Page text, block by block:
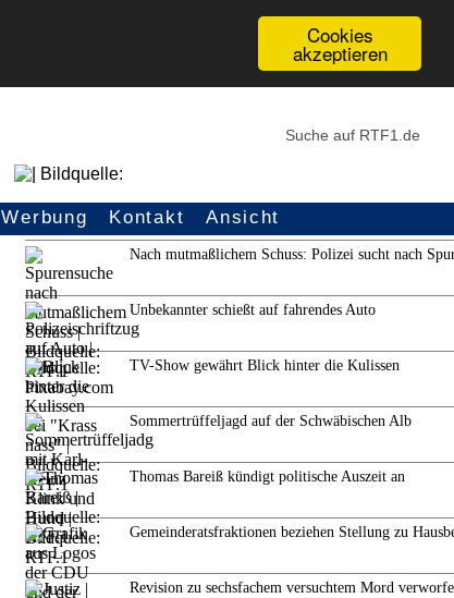
Cookies
akzeptieren
Werbung Kontakt Ansicht
Weitere Themen
Nach mutmaßlichem Schuss: Polizei sucht nach
Unbekannter schießt auf fahrendes Auto
TV-Show gewährt Blick hinter die Kulissen
Sommertrüffeljagd auf der Schwäbischen Alb
Thomas Bareiß kündigt politische Auszeit an
Gemeinderatsfraktionen beziehen Stellung zu
Revision zu sechsfachem versuchtem Mord